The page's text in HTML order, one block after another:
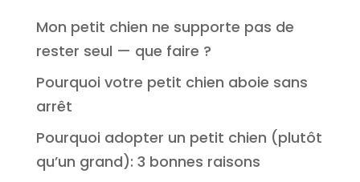
Mon petit chien ne supporte pas de
rester seul — que faire ?
Pourquoi votre petit chien aboie sans
arrêt
Pourquoi adopter un petit chien (plutôt
qu’un grand): 3 bonnes raisons